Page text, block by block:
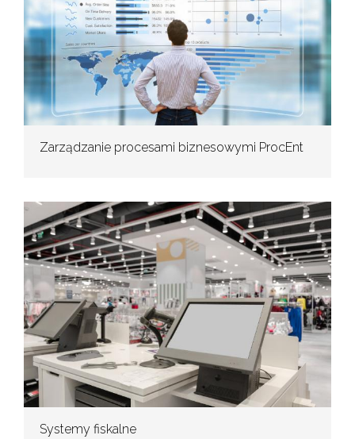
Zarządzanie procesami biznesowymi ProcEnt
Systemy fiskalne